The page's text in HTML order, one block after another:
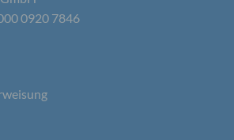
0920 7846
ist jede identifizierte oder
verarbeitet werden.